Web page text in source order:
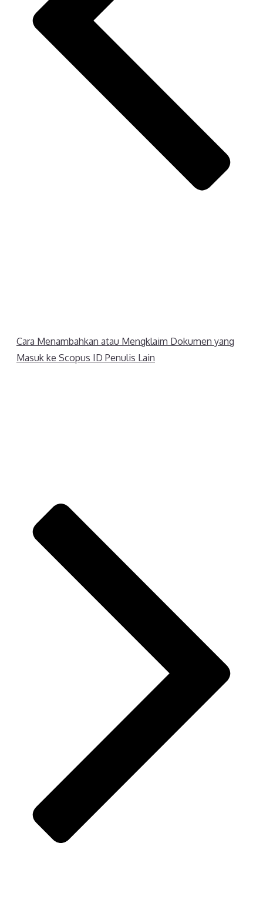
Cara Menambahkan atau Mengklaim Dokumen yang
Masuk ke Scopus ID Penulis Lain